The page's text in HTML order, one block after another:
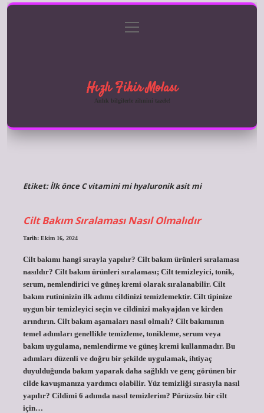
Gizlilik Politikası
menüyü
aç
Hızlı Fikir Molası
Anlık bilgilerle zihnini tazele!
Etiket:İlk önce C vitamini mi hyaluronik asit mi
Cilt Bakım Sıralaması Nasıl Olmalıdır
Tarih: Ekim 16, 2024
Cilt bakımı hangi sırayla yapılır? Cilt bakım ürünleri sıralaması
nasıldır? Cilt bakım ürünleri sıralaması; Cilt temizleyici, tonik,
serum, nemlendirici ve güneş kremi olarak sıralanabilir. Cilt
bakım rutininizin ilk adımı cildinizi temizlemektir. Cilt tipinize
uygun bir temizleyici seçin ve cildinizi makyajdan ve kirden
arındırın. Cilt bakım aşamaları nasıl olmalı? Cilt bakımının
temel adımları genellikle temizleme, tonikleme, serum veya
bakım uygulama, nemlendirme ve güneş kremi kullanmadır. Bu
adımları düzenli ve doğru bir şekilde uygulamak, ihtiyaç
duyulduğunda bakım yaparak daha sağlıklı ve genç görünen bir
cilde kavuşmanıza yardımcı olabilir. Yüz temizliği sırasıyla nasıl
yapılır? Cildimi 6 adımda nasıl temizlerim? Pürüzsüz bir cilt
için…